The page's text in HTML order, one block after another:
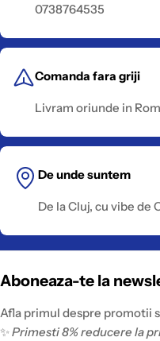
0738764535
Comanda fara griji
Livram oriunde in
De unde suntem
De la Cluj, cu vibe de
Aboneaza-te la
Afla primul despre promotii
✨Primesti 8% reducere la